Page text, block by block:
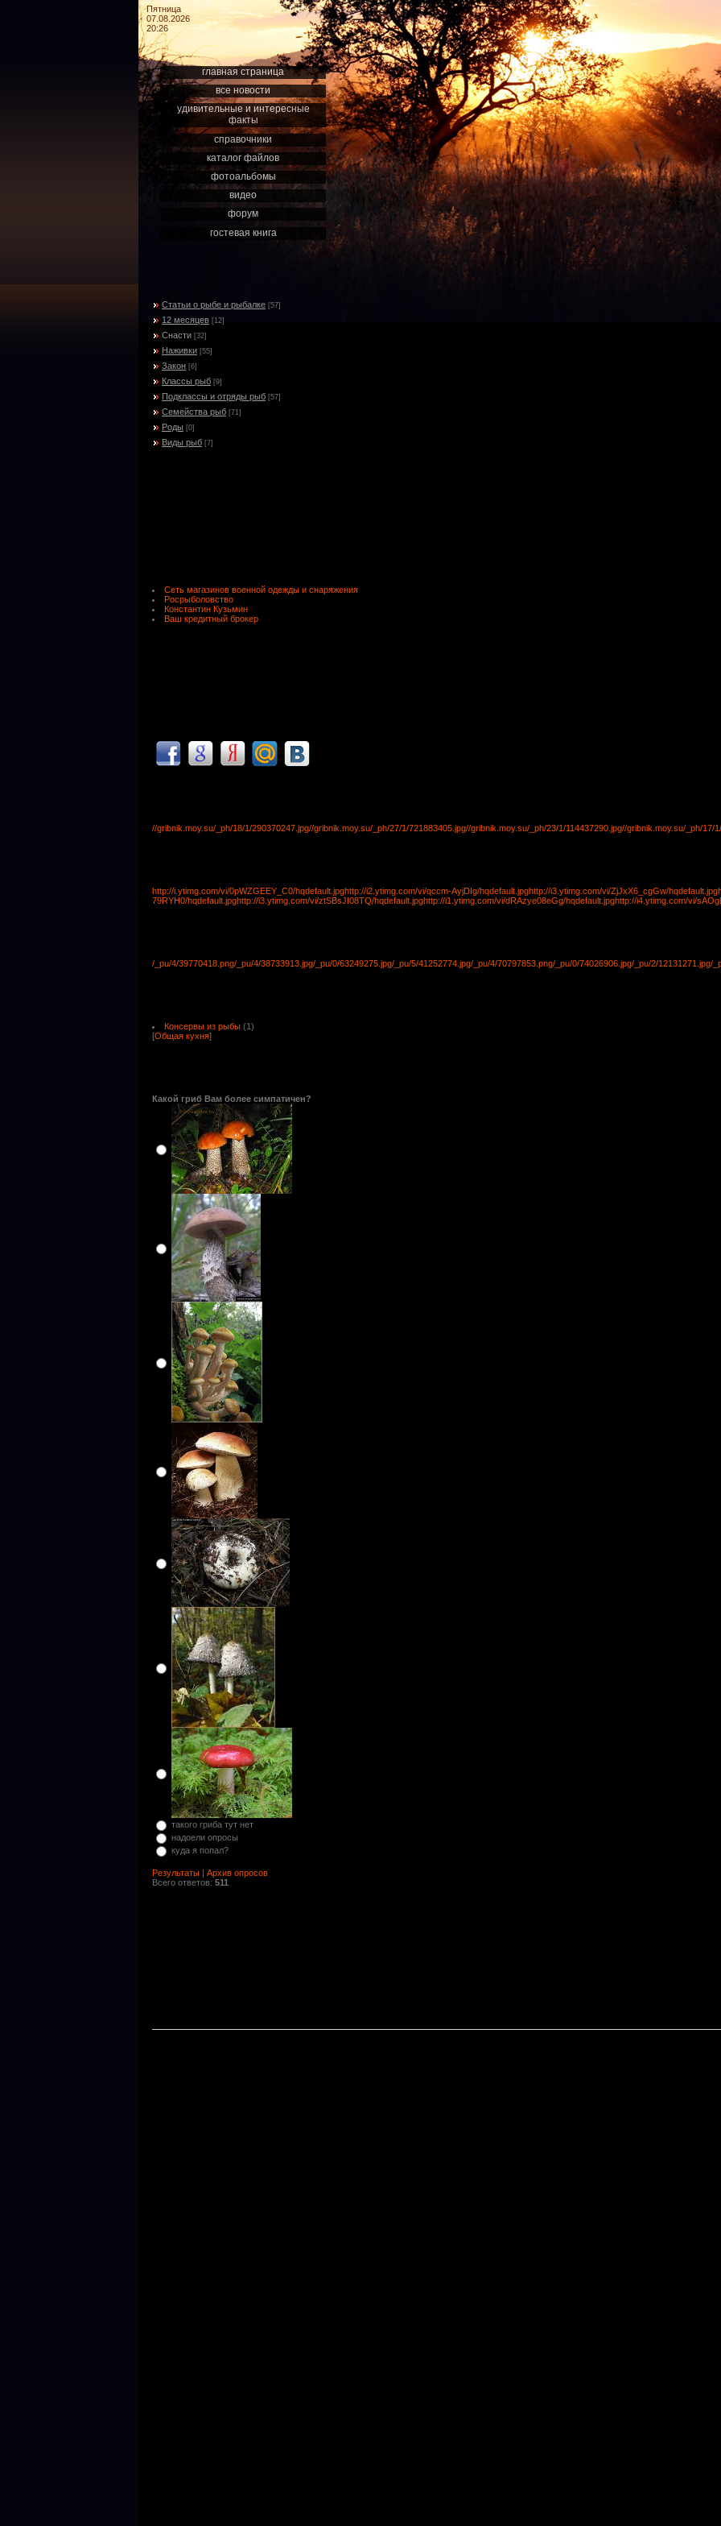
Пятница
07.08.2026
20:26
главная страница
все новости
удивительные и интересные
факты
справочники
каталог файлов
фотоальбомы
видео
форум
гостевая книга
Статьи о рыбе и рыбалке [57]
12 месяцев [12]
Снасти [32]
Наживки [55]
Закон [6]
Классы рыб [9]
Подклассы и отряды рыб [57]
Семейства рыб [71]
Роды [0]
Виды рыб [7]
Сеть магазинов военной одежды и снаряжения
Росрыболовство
Константин Кузьмин
Ваш кредитный брокер
//gribnik.moy.su/_ph/18/1/290370247.jpg//gribnik.moy.su/_ph/27/1/721883405.jpg//gribnik.moy.su/_ph/23/1/114437290.jpg//gribnik.moy.su/_ph/17/
http://i.ytimg.com/vi/0pWZGEEY_C0/hqdefault.jpghttp://i2.ytimg.com/vi/qccm-AyjDIg/hqdefault.jpghttp://i3.ytimg.com/vi/ZjJxX6_cgGw/hqdefault.jpg
79RYH0/hqdefault.jpghttp://i3.ytimg.com/vi/ztSBsJI08TQ/hqdefault.jpghttp://i1.ytimg.com/vi/dRAzye08eGg/hqdefault.jpghttp://i4.ytimg.com/vi/
/_pu/4/39770418.png/_pu/4/38733913.jpg/_pu/0/63249275.jpg/_pu/5/41252774.jpg/_pu/4/70797853.png/_pu/0/74026906.jpg/_pu/2/12131271.jpg/
Консервы из рыбы (1)
[Общая кухня]
Какой гриб Вам более симпатичен?
такого гриба тут нет
надоели опросы
куда я попал?
Результаты | Архив опросов
Всего ответов: 511